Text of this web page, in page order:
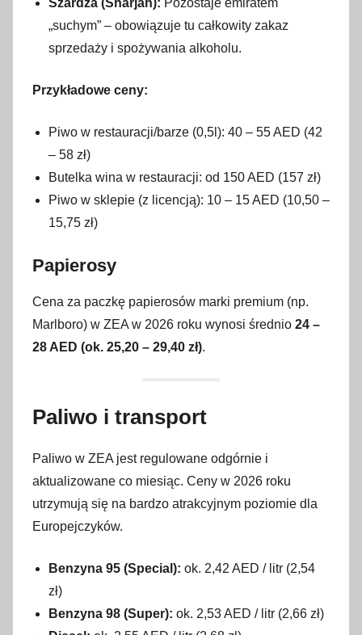
„suchym” – obowiązuje tu całkowity zakaz
sprzedaży i spożywania alkoholu.
Przykładowe ceny:
Piwo w restauracji/barze (0,5l): 40 – 55 AED (42
– 58 zł)
Butelka wina w restauracji: od 150 AED (157 zł)
Piwo w sklepie (z licencją): 10 – 15 AED (10,50 –
15,75 zł)
Papierosy
Cena za paczkę papierosów marki premium (np.
Marlboro) w ZEA w 2026 roku wynosi średnio 24 –
28 AED (ok. 25,20 – 29,40 zł).
Paliwo i transport
Paliwo w ZEA jest regulowane odgórnie i
aktualizowane co miesiąc. Ceny w 2026 roku
utrzymują się na bardzo atrakcyjnym poziomie dla
Europejczyków.
Benzyna 95 (Special): ok. 2,42 AED / litr (2,54
zł)
Benzyna 98 (Super): ok. 2,53 AED / litr (2,66 zł)